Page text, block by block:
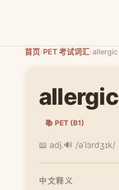
首页›PET 考试词汇›allergic
allergic
📚 PET (B1)
📖 adj.🔊 /əˈlɜrdʒɪk/
中文释义